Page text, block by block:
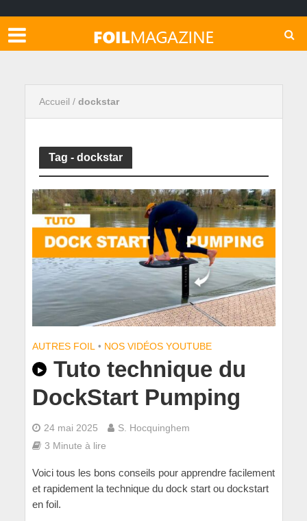
Accueil / dockstar
Tag - dockstar
AUTRES FOIL • NOS VIDÉOS YOUTUBE
Tuto technique du
DockStart Pumping
24 mai 2025
S. Hocquinghem
3 Minute à lire
Voici tous les bons conseils pour apprendre facilement
et rapidement la technique du dock start ou dockstart
en foil.